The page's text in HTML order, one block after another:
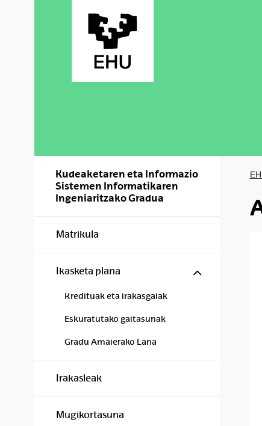
Kudeaketaren eta Informazio
Sistemen Informatikaren
Ingeniaritzako Gradua
Matrikula
Ikasketa plana Show/hide
Kredituak eta irakasgaiak
Eskuratutako gaitasunak
Gradu Amaierako Lana
Irakasleak
Mugikortasuna